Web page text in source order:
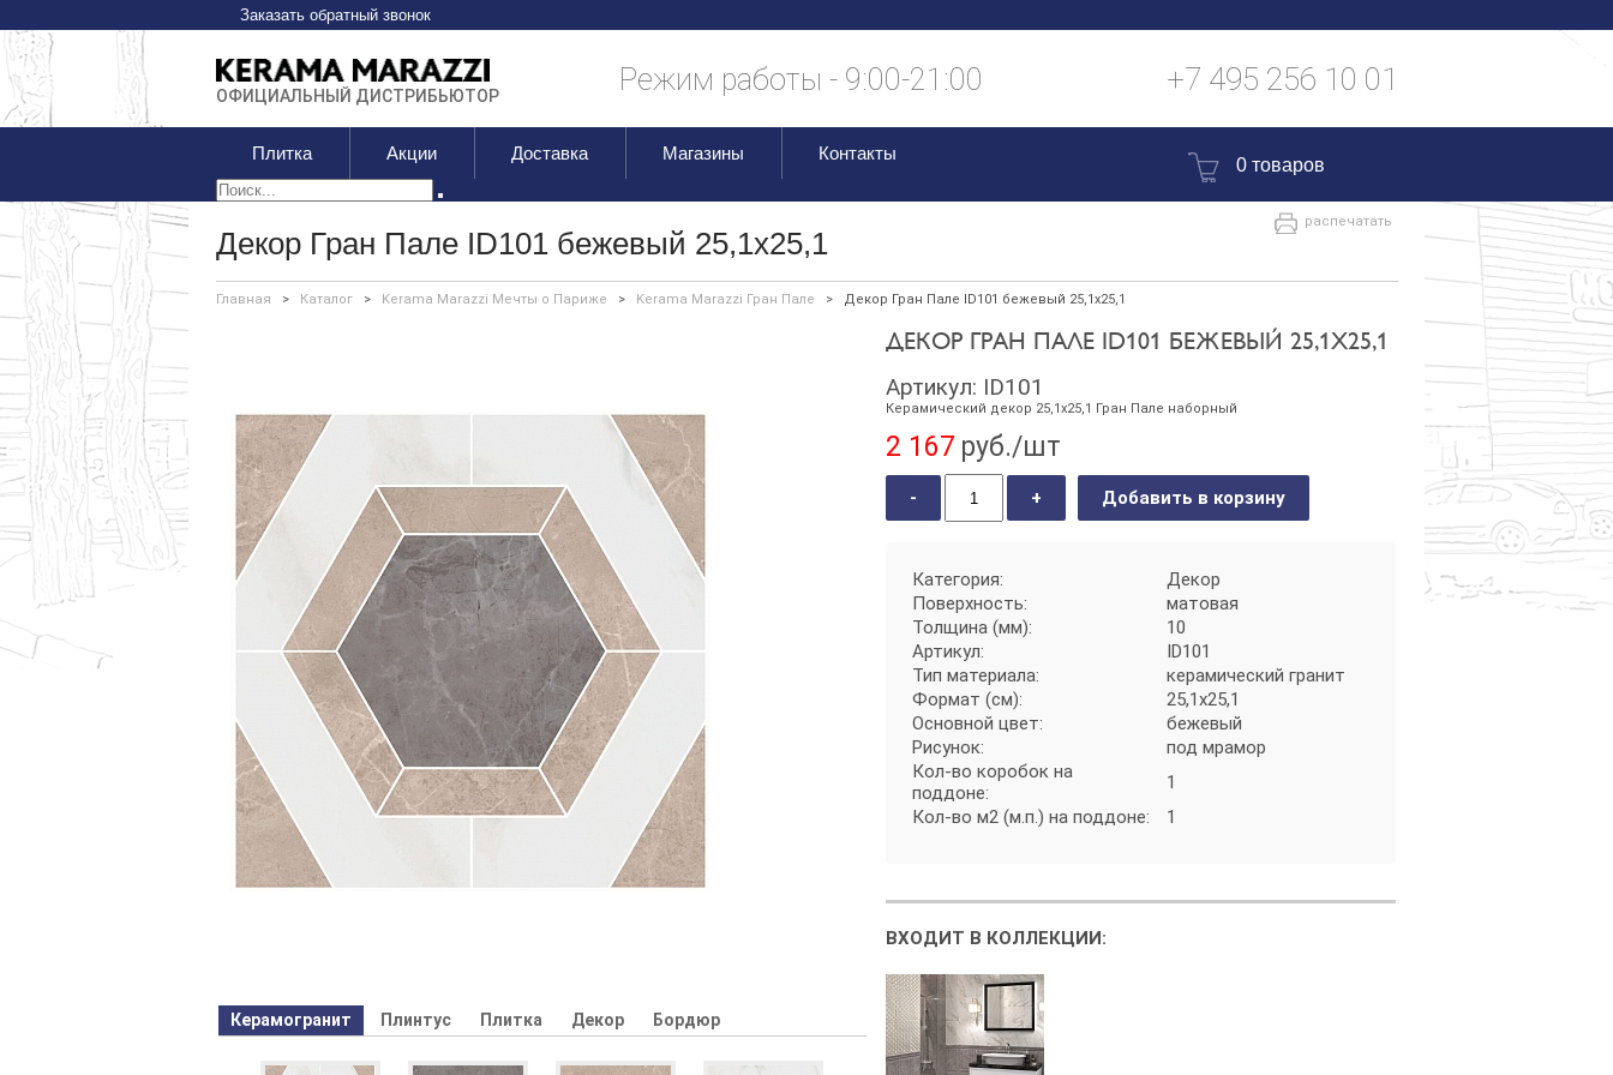
Заказать обратный звонок
ОФИЦИАЛЬНЫЙ ДИСТРИБЬЮТОР Режим работы - 9:00-21:00 +7 495 256 10 01
Плитка Акции Доставка Магазины Контакты
0 товаров
Декор Гран Пале ID101 бежевый 25,1х25,1
распечатать
Главная > Каталог > Kerama Marazzi Мечты о Париже > Kerama Marazzi Гран Пале > Декор Гран Пале ID101 бежевый 25,1х25,1
Керамогранит Плинтус Плитка Декор Бордюр
ДЕКОР ГРАН ПАЛЕ ID101 БЕЖЕВЫЙ 25,1Х25,1
Артикул: ID101
Керамический декор 25,1х25,1 Гран Пале наборный
2 167 руб./шт
- + Добавить в корзину
Категория:
Декор
Поверхность:
матовая
Толщина (мм):
10
Артикул:
ID101
Тип материала:
керамический гранит
Формат (см):
25,1х25,1
Основной цвет:
бежевый
Рисунок:
под мрамор
Кол-во коробок на
поддоне:
1
Кол-во м2 (м.п.) на поддоне:
1
ВХОДИТ В КОЛЛЕКЦИИ: